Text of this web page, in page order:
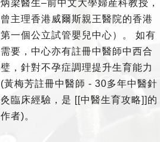
炳梁醫生–前中文大學婦産科教授，
曾主理香港威爾斯親王醫院的香港
第一個公立試管嬰兒中心）。 如有
需要，中心亦有註冊中醫師中西合
璧，針對不孕症調理提升生育能力
(黃梅芳註冊中醫師 - 30多年中醫針
灸臨床經驗，是 [[中醫生育攻略]]的
作者)。